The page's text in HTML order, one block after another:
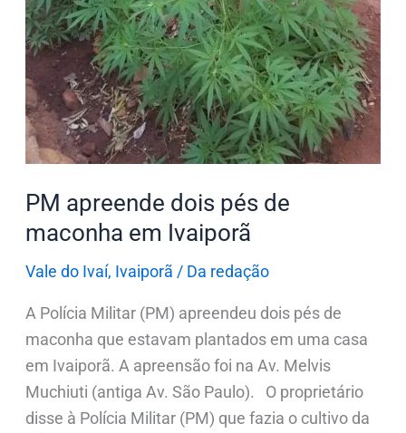
PM apreende dois pés de
maconha em Ivaiporã
Vale do Ivaí, Ivaiporã / Da redação
A Polícia Militar (PM) apreendeu dois pés de
maconha que estavam plantados em uma casa
em Ivaiporã. A apreensão foi na Av. Melvis
Muchiuti (antiga Av. São Paulo). O proprietário
disse à Polícia Militar (PM) que fazia o cultivo da
pés
de
maconha
em
Ivaiporã